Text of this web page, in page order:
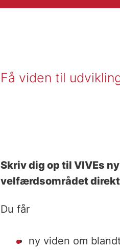
Få viden til
Skriv dig op til VIVEs
velfærdsområdet
Du får
ny viden om